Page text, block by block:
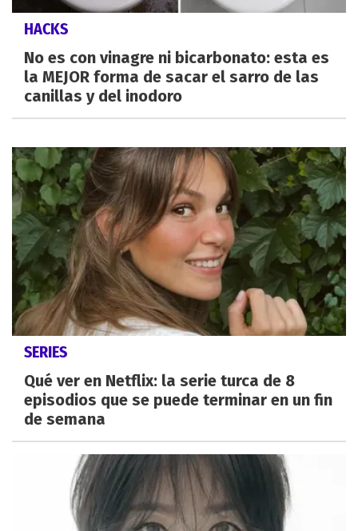
HACKS
No es con vinagre ni bicarbonato: esta es
la MEJOR forma de sacar el sarro de las
canillas y del inodoro
SERIES
Qué ver en Netflix: la serie turca de 8
episodios que se puede terminar en un fin
de semana